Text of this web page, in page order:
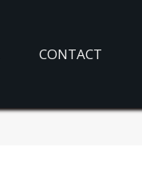
CONTACT